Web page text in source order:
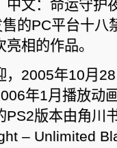
中文：命运守护
的PC平台十八
相的作品。
，2005年10月
年1月播放动
PS2版本由角川
– Unlimited